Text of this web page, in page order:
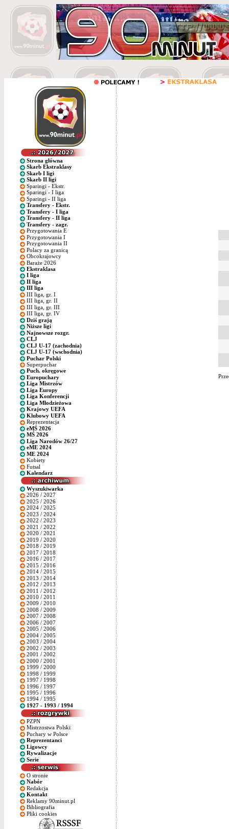
Strona główna
Skarb Ekstraklasy
Skarb I ligi
Skarb II ligi
Sparingi - Ekstr.
Sparingi - I liga
Sparingi - II liga
Transfery - Ekstr.
Transfery - I liga
Transfery - II liga
Transfery - zagr.
Przygotowania E
Przygotowania I
Przygotowania II
Polacy za granicą
Obcokrajowcy
Baraże 2026
Ekstraklasa
I liga
II liga
III liga
III liga, gr. I
III liga, gr. II
III liga, gr. III
III liga, gr. IV
Dziś grają
Niższe ligi
Najnowsze rozgr.
CLJ
CLJ U-17 (zachodnia)
CLJ U-17 (wschodnia)
Puchar Polski
Superpuchar
Puch. okręgowe
Europuchary
Liga Mistrzów
Liga Europy
Liga Konferencji
Liga Młodzieżowa
Krajowy UEFA
Klubowy UEFA
Reprezentacja
eMŚ 2026
MŚ 2026
Liga Narodów 26/27
eME 2024
ME 2024
Kobiety
Futsal
Kalendarz
Wyszukiwarka
2026 / 2027
2025 / 2026
2024 / 2025
2023 / 2024
2022 / 2023
2021 / 2022
2020 / 2021
2019 / 2020
2018 / 2019
2017 / 2018
2016 / 2017
2015 / 2016
2014 / 2015
2013 / 2014
2012 / 2013
2011 / 2012
2010 / 2011
2009 / 2010
2008 / 2009
2007 / 2008
2006 / 2007
2005 / 2006
2004 / 2005
2003 / 2004
2002 / 2003
2001 / 2002
2000 / 2001
1999 / 2000
1998 / 1999
1997 / 1998
1996 / 1997
1995 / 1996
1994 / 1995
1927 - 1993 / 1994
PZPN
Mistrzostwa Polski
Puchary w Polsce
Reprezentanci
Ligowcy
Rywalizacje
Serie
O stronie
Nabór
Redakcja
Kontakt
Reklamy 90minut.pl
Bibliografia
Pliki cookies